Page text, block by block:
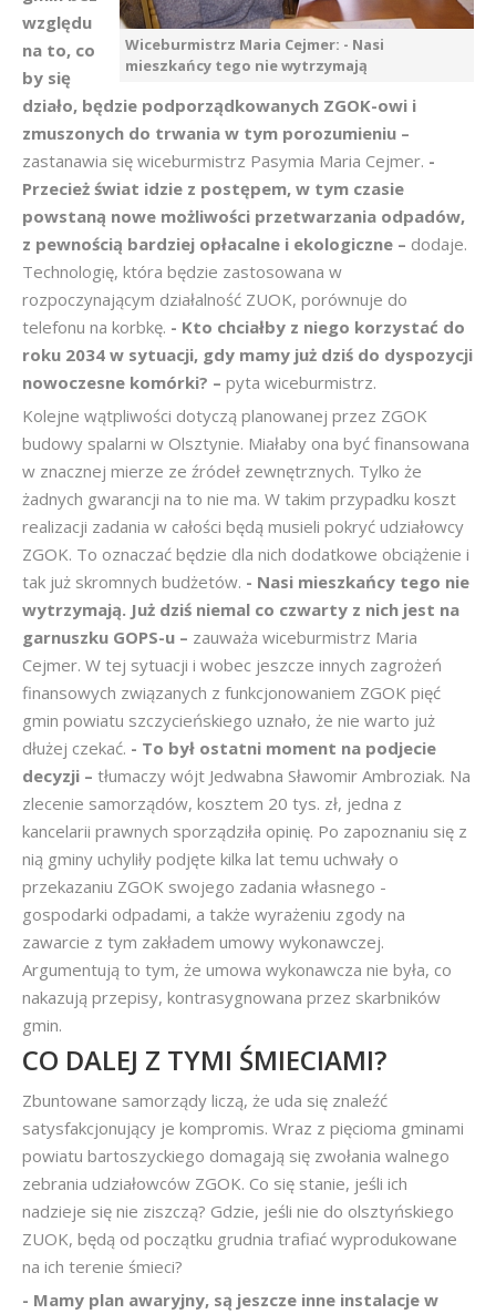
Wiceburmistrz Maria Cejmer: - Nasi
mieszkańcy tego nie wytrzymają
względu
na to, co
by się
działo, będzie podporządkowanych ZGOK-owi i
zmuszonych do trwania w tym porozumieniu –
zastanawia się wiceburmistrz Pasymia Maria Cejmer. -
Przecież świat idzie z postępem, w tym czasie
powstaną nowe możliwości przetwarzania odpadów,
z pewnością bardziej opłacalne i ekologiczne – dodaje.
Technologię, która będzie zastosowana w
rozpoczynającym działalność ZUOK, porównuje do
telefonu na korbkę. - Kto chciałby z niego korzystać do
roku 2034 w sytuacji, gdy mamy już dziś do dyspozycji
nowoczesne komórki? – pyta wiceburmistrz.
Kolejne wątpliwości dotyczą planowanej przez ZGOK
budowy spalarni w Olsztynie. Miałaby ona być finansowana
w znacznej mierze ze źródeł zewnętrznych. Tylko że
żadnych gwarancji na to nie ma. W takim przypadku koszt
realizacji zadania w całości będą musieli pokryć udziałowcy
ZGOK. To oznaczać będzie dla nich dodatkowe obciążenie i
tak już skromnych budżetów. - Nasi mieszkańcy tego nie
wytrzymają. Już dziś niemal co czwarty z nich jest na
garnuszku GOPS-u – zauważa wiceburmistrz Maria
Cejmer. W tej sytuacji i wobec jeszcze innych zagrożeń
finansowych związanych z funkcjonowaniem ZGOK pięć
gmin powiatu szczycieńskiego uznało, że nie warto już
dłużej czekać. - To był ostatni moment na podjecie
decyzji – tłumaczy wójt Jedwabna Sławomir Ambroziak. Na
zlecenie samorządów, kosztem 20 tys. zł, jedna z
kancelarii prawnych sporządziła opinię. Po zapoznaniu się z
nią gminy uchyliły podjęte kilka lat temu uchwały o
przekazaniu ZGOK swojego zadania własnego -
gospodarki odpadami, a także wyrażeniu zgody na
zawarcie z tym zakładem umowy wykonawczej.
Argumentują to tym, że umowa wykonawcza nie była, co
nakazują przepisy, kontrasygnowana przez skarbników
gmin.
CO DALEJ Z TYMI ŚMIECIAMI?
Zbuntowane samorządy liczą, że uda się znaleźć
satysfakcjonujący je kompromis. Wraz z pięcioma gminami
powiatu bartoszyckiego domagają się zwołania walnego
zebrania udziałowców ZGOK. Co się stanie, jeśli ich
nadzieje się nie ziszczą? Gdzie, jeśli nie do olsztyńskiego
ZUOK, będą od początku grudnia trafiać wyprodukowane
na ich terenie śmieci?
- Mamy plan awaryjny, są jeszcze inne instalacje w